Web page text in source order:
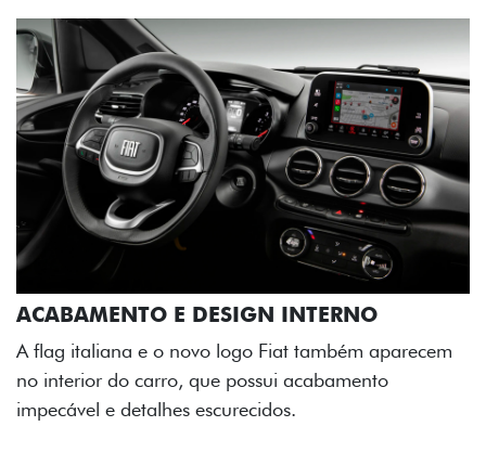
ACABAMENTO E DESIGN INTERNO
A flag italiana e o novo logo Fiat também aparecem
no interior do carro, que possui acabamento
impecável e detalhes escurecidos.